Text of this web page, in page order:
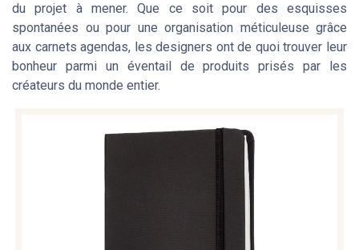
du projet à mener. Que ce soit pour des esquisses
spontanées ou pour une organisation méticuleuse grâce
aux carnets agendas, les designers ont de quoi trouver leur
bonheur parmi un éventail de produits prisés par les
créateurs du monde entier.